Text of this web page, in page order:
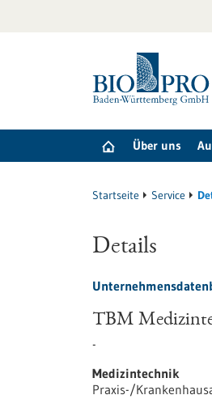
Über uns
Startseite Service
Details
TBM
-
Medizintechnik
Praxis-/